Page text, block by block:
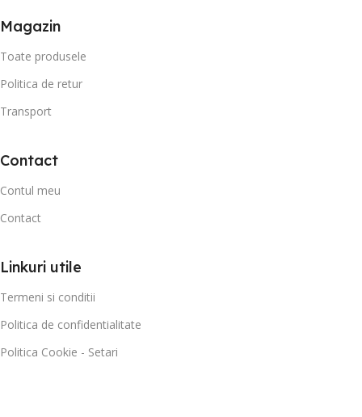
Magazin
Toate produsele
Politica de retur
Transport
Contact
Contul meu
Contact
Linkuri utile
Termeni si conditii
Politica de confidentialitate
Politica Cookie - Setari